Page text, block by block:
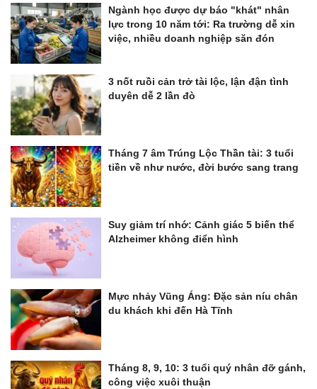
Ngành học được dự báo "khát" nhân
lực trong 10 năm tới: Ra trường dễ xin
việc, nhiều doanh nghiệp săn đón
3 nốt ruồi cản trở tài lộc, lận đận tình
duyên dễ 2 lần đò
Tháng 7 âm Trúng Lộc Thần tài: 3 tuổi
tiền về như nước, đời bước sang trang
Suy giảm trí nhớ: Cảnh giác 5 biến thể
Alzheimer không điển hình
Mực nhảy Vũng Áng: Đặc sản níu chân
du khách khi đến Hà Tĩnh
Tháng 8, 9, 10: 3 tuổi quý nhân đỡ gánh,
công việc xuôi thuận